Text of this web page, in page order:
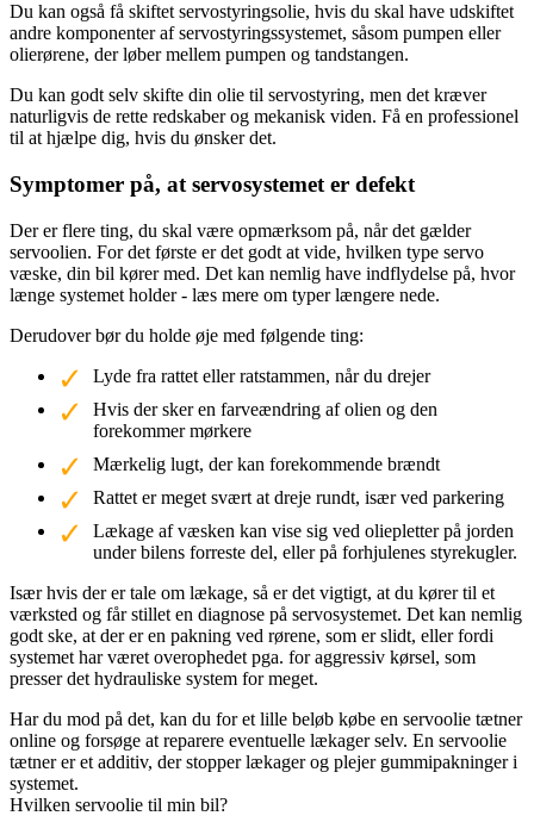
Du kan også få skiftet servostyringsolie, hvis du skal have udskiftet
andre komponenter af servostyringssystemet, såsom pumpen eller
olierørene, der løber mellem pumpen og tandstangen.
Du kan godt selv skifte din olie til servostyring, men det kræver
naturligvis de rette redskaber og mekanisk viden. Få en professionel
til at hjælpe dig, hvis du ønsker det.
Symptomer på, at servosystemet er defekt
Der er flere ting, du skal være opmærksom på, når det gælder
servoolien. For det første er det godt at vide, hvilken type servo
væske, din bil kører med. Det kan nemlig have indflydelse på, hvor
længe systemet holder - læs mere om typer længere nede.
Derudover bør du holde øje med følgende ting:
Lyde fra rattet eller ratstammen, når du drejer
Hvis der sker en farveændring af olien og den
forekommer mørkere
Mærkelig lugt, der kan forekommende brændt
Rattet er meget svært at dreje rundt, især ved parkering
Lækage af væsken kan vise sig ved oliepletter på jorden
under bilens forreste del, eller på forhjulenes styrekugler.
Især hvis der er tale om lækage, så er det vigtigt, at du kører til et
værksted og får stillet en diagnose på servosystemet. Det kan nemlig
godt ske, at der er en pakning ved rørene, som er slidt, eller fordi
systemet har været overophedet pga. for aggressiv kørsel, som
presser det hydrauliske system for meget.
Har du mod på det, kan du for et lille beløb købe en servoolie tætner
online og forsøge at reparere eventuelle lækager selv. En servoolie
tætner er et additiv, der stopper lækager og plejer gummipakninger i
systemet.
Hvilken servoolie til min bil?